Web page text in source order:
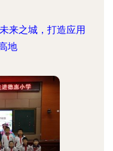
来之城，打造应用
地